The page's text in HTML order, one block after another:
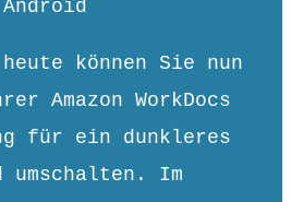
können Sie nun
Amazon WorkDocs
für ein dunkleres
umschalten. Im